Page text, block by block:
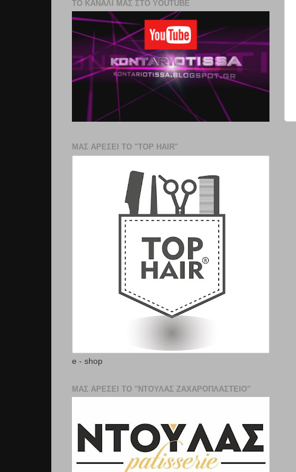
ΤΟ ΚΑΝΑΛΙ ΜΑΣ ΣΤΟ YOUTUBE
ΜΑΣ ΑΡΕΣΕΙ ΤΟ "TOP HAIR"
e - shop
ΜΑΣ ΑΡΕΣΕΙ ΤΟ "ΝΤΟΥΛΑΣ ΖΑΧΑΡΟΠΛΑΣΤΕΊΟ"